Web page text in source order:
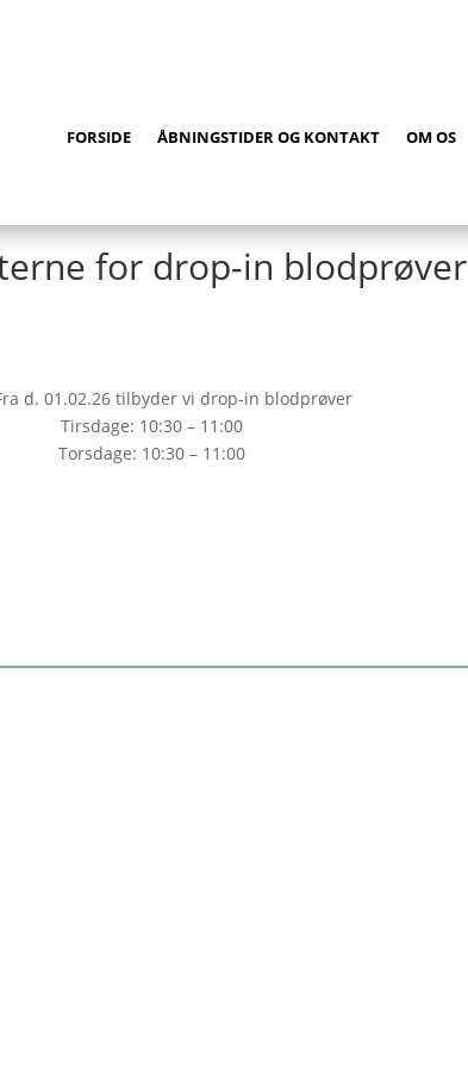
FORSIDE ÅBNINGSTIDER OG KONTAKT OM OS
for drop-in blodprøver
d. 01.02.26 tilbyder vi drop-in blodprøver
Tirsdage: 10:30 – 11:00
Torsdage: 10:30 – 11:00